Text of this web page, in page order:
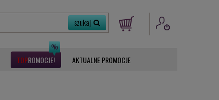
ROMOCJE AKTUALNE PROMOCJE